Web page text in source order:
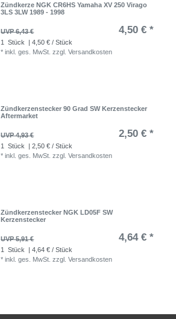
Zündkerze NGK CR6HS Yamaha XV 250 Virago
3LS 3LW 1989 - 1998
UVP 6,43 € 4,50 € *
1 Stück
| 4,50 € / Stück
*inkl. ges. MwSt. zzgl.Versandkosten
Zündkerzenstecker 90 Grad SW Kerzenstecker
Aftermarket
UVP 4,93 € 2,50 € *
1 Stück
| 2,50 € / Stück
*inkl. ges. MwSt. zzgl.Versandkosten
Zündkerzenstecker NGK LD05F SW
Kerzenstecker
UVP 5,91 € 4,64 € *
1 Stück
| 4,64 € / Stück
*inkl. ges. MwSt. zzgl.Versandkosten